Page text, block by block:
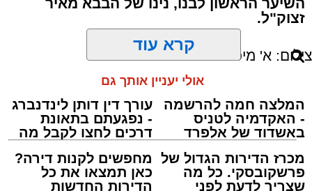
המעמד, שהתקיים ביוזמת 'מעגלים', נערך
בראשות בעל המנגן ר' דודי קאליש, שידוע
בכישרונו להגיש יצירות עומק ברגש יהודי לוהט
ופנימי, כשלצידו ליד השולחן הסיבו, חבושי
שטריימלך, מקהלת "נגינה" המפוארת בליווי הרכב
זצוק"ל.
קרא עוד
אולי יעניין אותך גם